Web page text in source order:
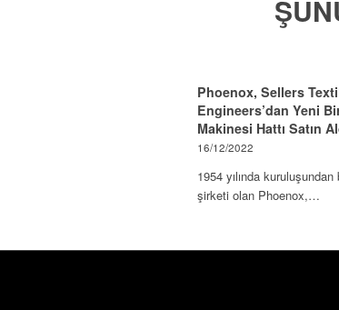
Phoenox, Sellers
Engineers’dan Yeni
Makinesi Hattı Satın
16/12/2022
1954 yılında
şirketi olan Phoenox,…